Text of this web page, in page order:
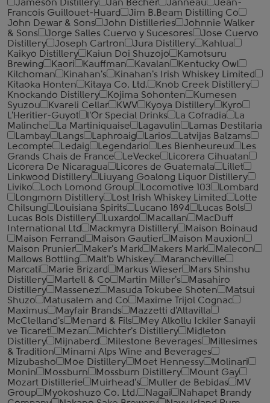
Jameson Distillery
Jan Becher Janneau
Jean-
Francois Guillouet-Huard
Jim B.Beam Distilling Co
John Dewar & Sons
John Distilleries
Johnnie Walker
& Sons
Jorge Salles Cuervo y Sucesores
Jose Cuervo
Distillery
Joseph Cartron Jura Distillery
Kahlua
Kaikyo Distillery
Kaiun Doi Shuzojo
Kamotsuru
Brewing
Kaori Kauffman Kavalan
Kentucky Owl
Kilchoman
Kinahan's
Kinahan's Irish Whiskey Limited
Kitaoka Honten
Kitaya Co. Ltd.
Knob Creek Distillery
Knockando Distillery
Kojima Sohonten
Kumesen
Syuzou
Kvareli Cellar KWV Kyoya Distillery
Kyro
L'Heritier-Guyot
l'Or Special Drinks La Cofradia
La
Malinche
La Martiniquaise Lagavulin
Lamas Destilaria
Lambay
Langs Laphroaig Larios
Latvijas Balzams
Lecompte
Ledaig Legendario Les Bienheureux
Les
Grands Chais de France
LeVecke
Licorera Cihuatan
Licorera De Nicaragua
Licores de Guatemala
Lillet
Linkwood Distillery
Liuyang Goalong Liquor Distillery
Liviko
Loch Lomond Group Locomotive 103
Lombard
Longmorn Distillery
Lost Irish Whiskey Limited
Lotte
Chilsung
Louisiana Spirits Lucano 1894
Lucas Bols
Lucas Bols Distillery
Luxardo Macallan
MacDuff
International Ltd
Mackmyra Distillery
Maison Boinaud
Maison Ferrand
Maison Gautier
Maison Mauxion
Maison Prunier
Maker's Mark Makers Mark
Malecon
Mallows Bottling
Malt'b Whiskey
Marancheville
Marcati
Marie Brizard Markus Wieser
Mars Shinshu
Distillery
Martell & Co Martin Miller's
Masahiro
Distillery
Massenez Masuda Tokubee Shoten
Matsui
Shuzo
Matusalem and Co
Maxime Trijol Cognac
Maximus
Mayfair Brands
Mazzetti d'Altavilla
McClelland's
Menard & Fils
Mey Alkollu Ickiler Sanayii
ve Ticaret
Mezan Michter's Distillery
Midleton
Distillery
Mijnaberd Milestone Beverages
Millesimes
& Tradition
Minami Alps Wine and Beverages
Mizubasho
Moe Distillery Moet Hennessy
Molinari
Monin
Mossburn Mossburn Distillery
Mount Gay
Mozart Distillerie
Muirhead's Muller de Bebidas
MV
Group
Myokoshuzo Co. Ltd. Nagai
Nahapet Brandy